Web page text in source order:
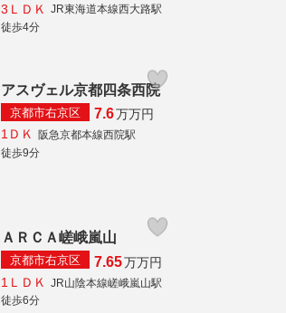
3ＬＤＫ
JR東海道本線西大路駅
徒歩4分
アスヴェル京都四条西院
京都市右京区 7.6万万円
1ＤＫ 阪急京都本線西院駅
徒歩9分
ＡＲＣＡ嵯峨嵐山
京都市右京区 7.65万万円
1ＬＤＫ
JR山陰本線嵯峨嵐山駅
徒歩6分